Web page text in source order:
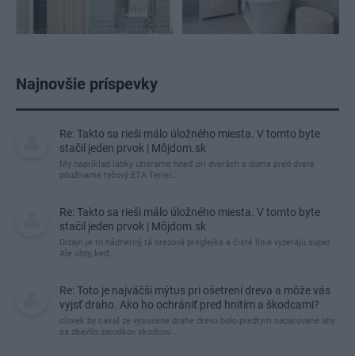
Najnovšie príspevky
Re: Takto sa rieši málo úložného miesta. V tomto byte
stačil jeden prvok | Môjdom.sk
My napríklad labky utierame hneď pri dverách a doma pred dvere
používame tyčový ETA Terier…
Re: Takto sa rieši málo úložného miesta. V tomto byte
stačil jeden prvok | Môjdom.sk
Dizajn je to nádherný, tá brezová preglejka a čisté línie vyzerajú super.
Ale vždy, keď…
Re: Toto je najväčší mýtus pri ošetrení dreva a môže vás
vyjsť draho. Ako ho ochrániť pred hnitím a škodcami?
clovek by cakal ze vysusene drahe drevo bolo predtym naparovane aby
sa zbavilo zarodkov skodcov...